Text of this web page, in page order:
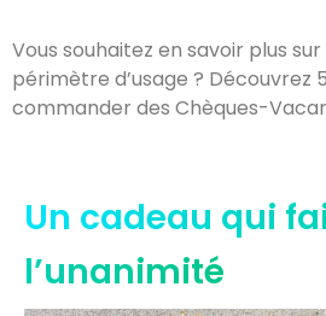
Vous souhaitez en savoir plus
périmètre d’usage ? Découvrez
commander des Chèques-
Un cadeau qui
l’unanimité